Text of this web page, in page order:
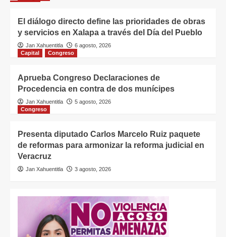
El diálogo directo define las prioridades de obras
y servicios en Xalapa a través del Día del Pueblo
Jan Xahuentitla
6 agosto, 2026
Capital
Congreso
Aprueba Congreso Declaraciones de
Procedencia en contra de dos munícipes
Jan Xahuentitla
5 agosto, 2026
Congreso
Presenta diputado Carlos Marcelo Ruiz paquete
de reformas para armonizar la reforma judicial en
Veracruz
Jan Xahuentitla 3 agosto, 2026